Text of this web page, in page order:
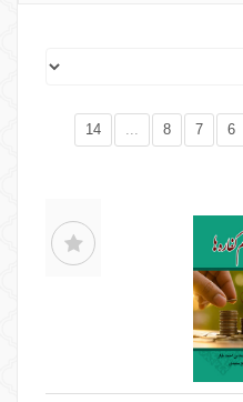
6
7
8
...
14